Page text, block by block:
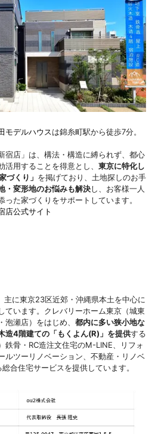
モデルハウスは錦糸町駅から徒歩7分。
宿店」は、構法・構造に縛られず、都心
用することを得意とし、 東京に特化し
づくり」 を掲げており、土地探しのお手
・変形地のお悩みも解決し、お客様一人
た家づくりをサポートしています。
店公式サイト
に東京23区近郊・沖縄県本土を中心に
ています。クレバリーホーム東京（城東
瀬店）をはじめ、 都内に多い狭小地な
造4階建ての「もくよん(R)」を提供する
鉄骨・RC造注文住宅のM-LINE、リフォ
ルツーリノベーション、不動産・リノベ
合住宅サービスを提供しています。